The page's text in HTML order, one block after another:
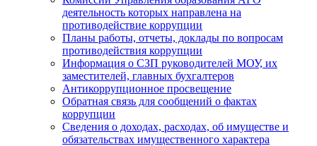
деятельность которых направлена на
противодействие коррупции
Планы работы, отчеты, доклады по вопросам
противодействия коррупции
Информация о СЗП руководителей МОУ, их
заместителей, главных бухгалтеров
Антикоррупционное просвещение
Обратная связь для сообщений о фактах
коррупции
Сведения о доходах, расходах, об имуществе и
обязательствах имущественного характера